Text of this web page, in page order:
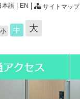
本語 EN サイトマップ
小 中 大